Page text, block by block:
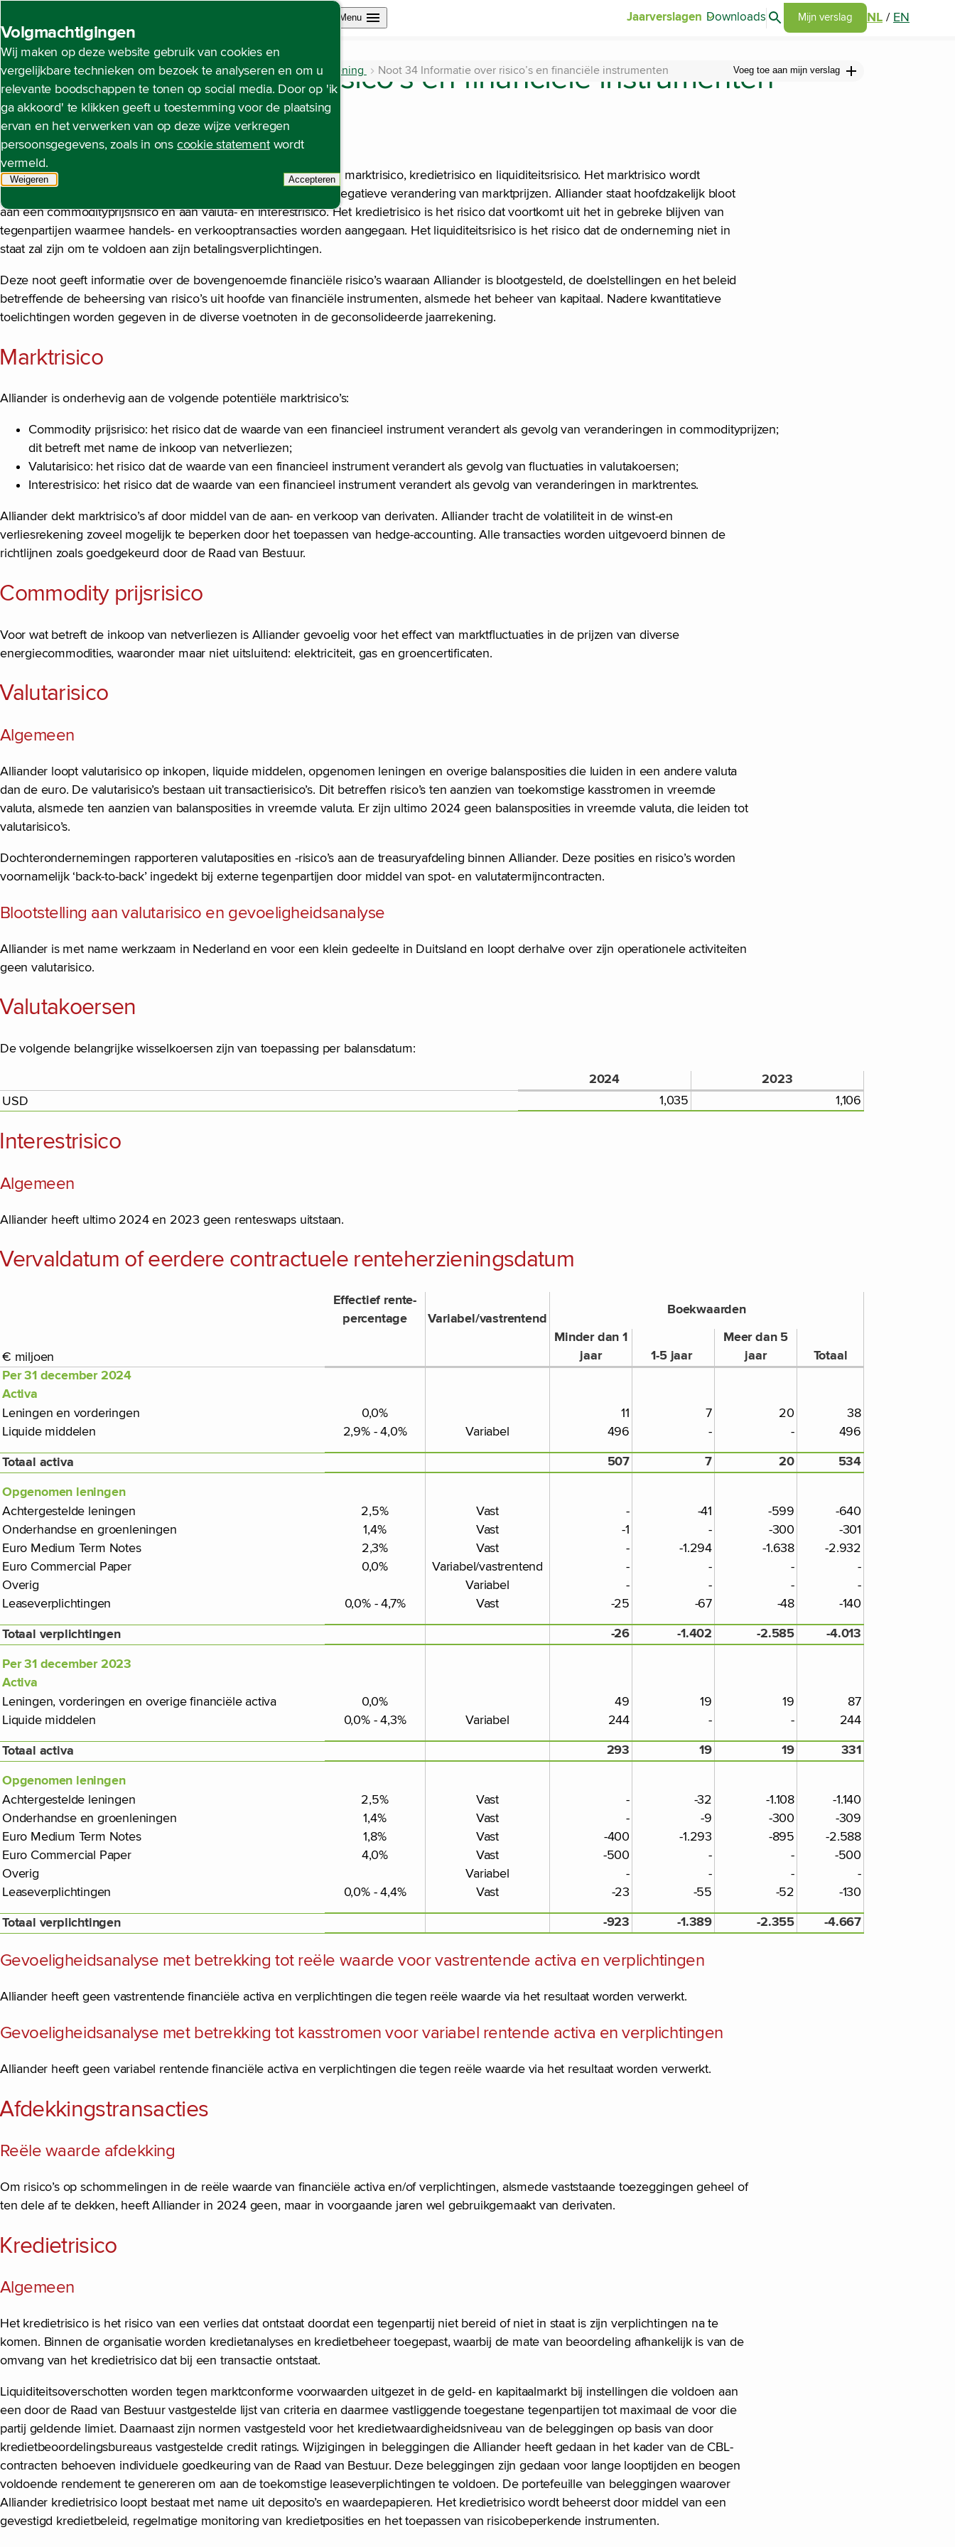
Volgmachtigingen
Wij maken op deze website gebruik van cookies en
vergelijkbare technieken om bezoek te analyseren en om u
relevante boodschappen te tonen op social media. Door op 'ik
ga akkoord' te klikken geeft u toestemming voor de plaatsing
ervan en het verwerken van op deze wijze verkregen
persoonsgegevens, zoals in ons cookie statementwordt
vermeld.
Weigeren
Accepteren
tracking scripts, de pagina zal ververst worden.
Open site navigation
Menu Jaarverslagen Downloads Search articles
Go to my report page
Mijn verslag NL / EN
Open content navigation
Jaarrekening Toelichting op de geconsolideerde jaarrekening Noot 34 Informatie over risico’s en financiële instrumenten Voeg toe aan mijn verslag
Noot 34 Informatie over risico’s en financiële instrumenten
Algemeen
De volgende financiële risico’s kunnen worden onderscheiden: marktrisico, kredietrisico en liquiditeitsrisico. Het marktrisico wordt
gedefinieerd als het risico van een verlies als gevolg van een negatieve verandering van marktprijzen. Alliander staat hoofdzakelijk bloot
aan een commodityprijsrisico en aan valuta- en interestrisico. Het kredietrisico is het risico dat voortkomt uit het in gebreke blijven van
tegenpartijen waarmee handels- en verkooptransacties worden aangegaan. Het liquiditeitsrisico is het risico dat de onderneming niet in
staat zal zijn om te voldoen aan zijn betalingsverplichtingen.
Deze noot geeft informatie over de bovengenoemde financiële risico’s waaraan Alliander is blootgesteld, de doelstellingen en het beleid
betreffende de beheersing van risico’s uit hoofde van financiële instrumenten, alsmede het beheer van kapitaal. Nadere kwantitatieve
toelichtingen worden gegeven in de diverse voetnoten in de geconsolideerde jaarrekening.
Marktrisico
Alliander is onderhevig aan de volgende potentiële marktrisico’s:
Commodity prijsrisico: het risico dat de waarde van een financieel instrument verandert als gevolg van veranderingen in commodityprijzen;
dit betreft met name de inkoop van netverliezen;
Valutarisico: het risico dat de waarde van een financieel instrument verandert als gevolg van fluctuaties in valutakoersen;
Interestrisico: het risico dat de waarde van een financieel instrument verandert als gevolg van veranderingen in marktrentes.
Alliander dekt marktrisico’s af door middel van de aan- en verkoop van derivaten. Alliander tracht de volatiliteit in de winst-en
verliesrekening zoveel mogelijk te beperken door het toepassen van hedge-accounting. Alle transacties worden uitgevoerd binnen de
richtlijnen zoals goedgekeurd door de Raad van Bestuur.
Commodity prijsrisico
Voor wat betreft de inkoop van netverliezen is Alliander gevoelig voor het effect van marktfluctuaties in de prijzen van diverse
energiecommodities, waaronder maar niet uitsluitend: elektriciteit, gas en groencertificaten.
Valutarisico
Algemeen
Alliander loopt valutarisico op inkopen, liquide middelen, opgenomen leningen en overige balansposities die luiden in een andere valuta
dan de euro. De valutarisico’s bestaan uit transactierisico’s. Dit betreffen risico’s ten aanzien van toekomstige kasstromen in vreemde
valuta, alsmede ten aanzien van balansposities in vreemde valuta. Er zijn ultimo 2024 geen balansposities in vreemde valuta, die leiden tot
valutarisico’s.
Dochterondernemingen rapporteren valutaposities en -risico’s aan de treasuryafdeling binnen Alliander. Deze posities en risico’s worden
voornamelijk ‘back-to-back’ ingedekt bij externe tegenpartijen door middel van spot- en valutatermijncontracten.
Blootstelling aan valutarisico en gevoeligheidsanalyse
Alliander is met name werkzaam in Nederland en voor een klein gedeelte in Duitsland en loopt derhalve over zijn operationele activiteiten
geen valutarisico.
Valutakoersen
De volgende belangrijke wisselkoersen zijn van toepassing per balansdatum:
2024 2023
USD 1,035 1,106
Interestrisico
Algemeen
Alliander heeft ultimo 2024 en 2023 geen renteswaps uitstaan.
Vervaldatum of eerdere contractuele renteherzieningsdatum
Effectief rente-
percentage
Variabel/vastrentend
Boekwaarden
€ miljoen
Minder dan 1
jaar
1-5 jaar
Meer dan 5
jaar
Totaal
Per 31 december 2024
Activa
Leningen en vorderingen 0,0% 11 7 20
38
Liquide middelen
2,9% - 4,0% Variabel 496 - - 496
Totaal activa 507 7 20
534
Opgenomen leningen
Achtergestelde leningen 2,5% Vast - -41 -599
-640
Onderhandse en groenleningen
1,4% Vast -1 - -300
-301
Euro Medium Term Notes
2,3% Vast - -1.294 -1.638
-2.932
Euro Commercial Paper
0,0% Variabel/vastrentend - - -
-
Overig
Variabel - - -
-
Leaseverplichtingen
0,0% - 4,7% Vast -25 -67 -48 -140
Totaal verplichtingen -26 -1.402 -2.585
-4.013
Per 31 december 2023
Activa
Leningen, vorderingen en overige financiële activa 0,0% 49 19 19
87
Liquide middelen
0,0% - 4,3% Variabel 244 - - 244
Totaal activa 293 19 19
331
Opgenomen leningen
Achtergestelde leningen 2,5% Vast - -32 -1.108
-1.140
Onderhandse en groenleningen
1,4% Vast - -9 -300
-309
Euro Medium Term Notes
1,8% Vast -400 -1.293 -895
-2.588
Euro Commercial Paper
4,0% Vast -500 - -
-500
Overig
Variabel - - -
-
Leaseverplichtingen
0,0% - 4,4% Vast -23 -55 -52 -130
Totaal verplichtingen -923 -1.389 -2.355 -4.667
Gevoeligheidsanalyse met betrekking tot reële waarde voor vastrentende activa en verplichtingen
Alliander heeft geen vastrentende financiële activa en verplichtingen die tegen reële waarde via het resultaat worden verwerkt.
Gevoeligheidsanalyse met betrekking tot kasstromen voor variabel rentende activa en verplichtingen
Alliander heeft geen variabel rentende financiële activa en verplichtingen die tegen reële waarde via het resultaat worden verwerkt.
Afdekkingstransacties
Reële waarde afdekking
Om risico’s op schommelingen in de reële waarde van financiële activa en/of verplichtingen, alsmede vaststaande toezeggingen geheel of
ten dele af te dekken, heeft Alliander in 2024 geen, maar in voorgaande jaren wel gebruikgemaakt van derivaten.
Kredietrisico
Algemeen
Het kredietrisico is het risico van een verlies dat ontstaat doordat een tegenpartij niet bereid of niet in staat is zijn verplichtingen na te
komen. Binnen de organisatie worden kredietanalyses en kredietbeheer toegepast, waarbij de mate van beoordeling afhankelijk is van de
omvang van het kredietrisico dat bij een transactie ontstaat.
Liquiditeitsoverschotten worden tegen marktconforme voorwaarden uitgezet in de geld- en kapitaalmarkt bij instellingen die voldoen aan
een door de Raad van Bestuur vastgestelde lijst van criteria en daarmee vastliggende toegestane tegenpartijen tot maximaal de voor die
partij geldende limiet. Daarnaast zijn normen vastgesteld voor het kredietwaardigheidsniveau van de beleggingen op basis van door
kredietbeoordelingsbureaus vastgestelde credit ratings. Wijzigingen in beleggingen die Alliander heeft gedaan in het kader van de CBL-
contracten behoeven individuele goedkeuring van de Raad van Bestuur. Deze beleggingen zijn gedaan voor lange looptijden en beogen
voldoende rendement te genereren om aan de toekomstige leaseverplichtingen te voldoen. De portefeuille van beleggingen waarover
Alliander kredietrisico loopt bestaat met name uit deposito’s en waardepapieren. Het kredietrisico wordt beheerst door middel van een
gevestigd kredietbeleid, regelmatige monitoring van kredietposities en het toepassen van risicobeperkende instrumenten.